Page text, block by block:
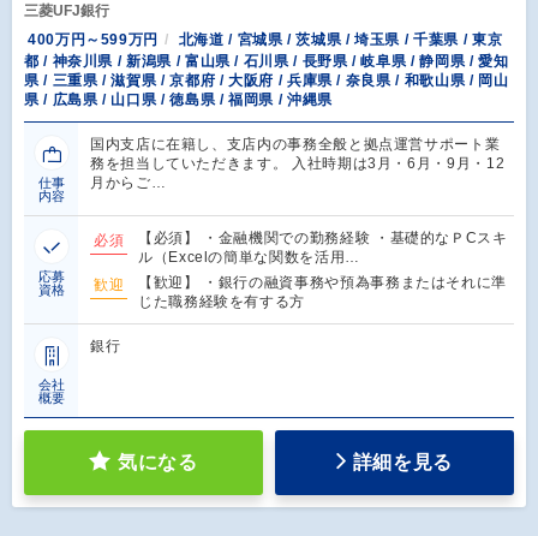
三菱UFJ銀行
400万円～599万円
北海道 / 宮城県 / 茨城県 / 埼玉県 / 千葉県 / 東京
都 / 神奈川県 / 新潟県 / 富山県 / 石川県 / 長野県 / 岐阜県 / 静岡県 / 愛知
県 / 三重県 / 滋賀県 / 京都府 / 大阪府 / 兵庫県 / 奈良県 / 和歌山県 / 岡山
県 / 広島県 / 山口県 / 徳島県 / 福岡県 / 沖縄県
仕事
内容
国内支店に在籍し、支店内の事務全般と拠点運営サポート業
務を担当していただきます。 入社時期は3月・6月・9月・12
月からご…
応募
資格
必須
【必須】 ・金融機関での勤務経験 ・基礎的なＰCスキ
ル（Excelの簡単な関数を活用…
歓迎
【歓迎】 ・銀行の融資事務や預為事務またはそれに準
じた職務経験を有する方
会社
概要
銀行
気になる 詳細を見る